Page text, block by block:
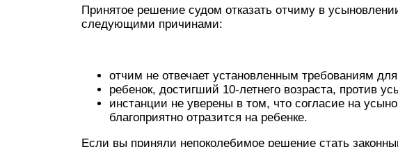
Принятое решение судом отказать отчиму в
следующими причинами:
отчим не отвечает установленным требованиям
ребенок, достигший 10-летнего возраста, против
инстанции не уверены в том, что согласие на
благоприятно отразится на ребенке.
Если вы приняли непоколебимое решение стать